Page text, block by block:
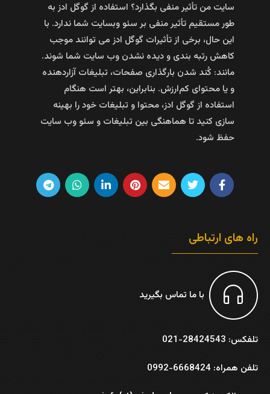
سایت من تأثیر منفی بگذارد؟ استفاده از گوگل ادز به
طور مستقیم تأثیر منفی بر سئو وبسایت شما ندارد. با
این حال، برخی از تأثیرات گوگل ادز می‌ توانند موجب
کاهش رتبه‌ بندی و دیده‌ نشدن وب سایت شما شوند.
مانند: کُند شدن بارگذاری صفحات، تبلیغات آزاردهنده
و یا محتوای کم‌ارزش. بنابراین، بهتر است هنگام
استفاده از گوگل ادز، محتوا و تبلیغات خود را بهینه‌
سازی کنید تا هماهنگی بین تبلیغات و سئو وب سایت
حفظ شود.
راه های ارتباطی
با ما تماس بگیرید
تلفکس: 28424543-021
تلفن همراه: 6668424-0992